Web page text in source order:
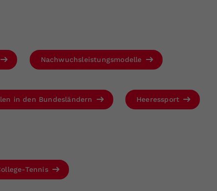
Nachwuchsleistungsmodelle
in den Bundesländern Heeressport
Tennis